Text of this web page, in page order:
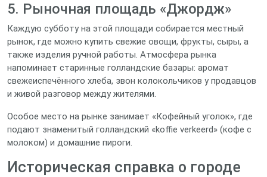
5. Рыночная площадь «Джордж»
Каждую субботу на этой площади собирается местный
рынок, где можно купить свежие овощи, фрукты, сыры, а
также изделия ручной работы. Атмосфера рынка
напоминает старинные голландские базары: аромат
свежеиспечённого хлеба, звон колокольчиков у продавцов
и живой разговор между жителями.
Особое место на рынке занимает «Кофейный уголок», где
подают знаменитый голландский «koffie verkeerd» (кофе с
молоком) и домашние пироги.
Историческая справка о городе